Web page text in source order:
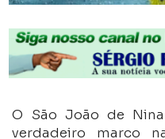
O São João de
verdadeiro marco